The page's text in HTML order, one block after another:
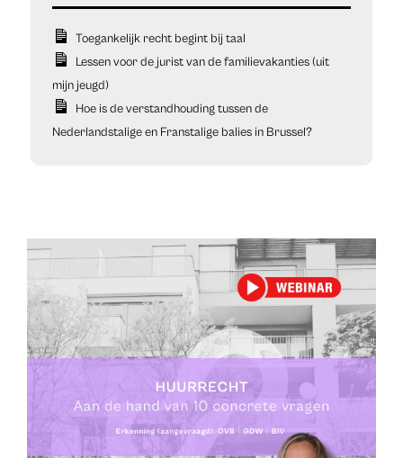
Toegankelijk recht begint bij taal
Lessen voor de jurist van de familievakanties (uit
mijn jeugd)
Hoe is de verstandhouding tussen de
Nederlandstalige en Franstalige balies in Brussel?